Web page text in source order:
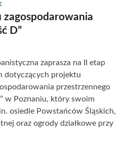
zagospodarowania
D”
zaprasza na II etap
dotyczących projektu
przestrzennego
w Poznaniu, który swoim
osiedle Powstańców Śląskich,
oraz ogrody działkowe przy